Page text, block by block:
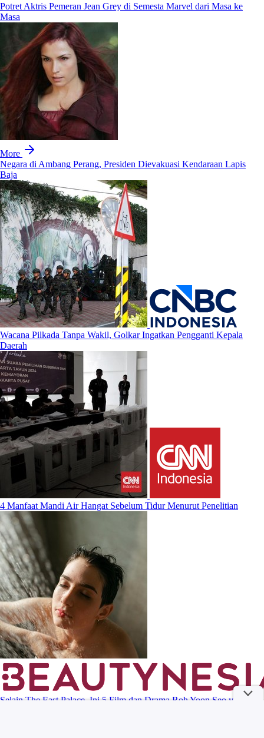
Potret Aktris Pemeran Jean Grey di Semesta Marvel dari Masa ke
Masa
More
Negara di Ambang Perang, Presiden Dievakuasi Kendaraan Lapis
Baja
Wacana Pilkada Tanpa Wakil, Golkar Ingatkan Pengganti Kepala
Daerah
4 Manfaat Mandi Air Hangat Sebelum Tidur Menurut Penelitian
Selain The East Palace, Ini 5 Film dan Drama Roh Yoon Seo yang